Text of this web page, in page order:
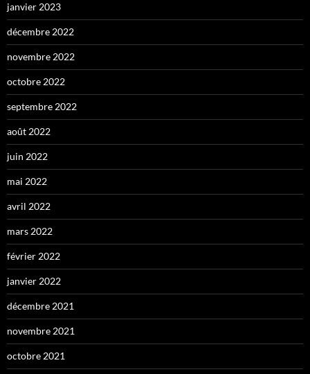
janvier 2023
décembre 2022
novembre 2022
octobre 2022
septembre 2022
août 2022
juin 2022
mai 2022
avril 2022
mars 2022
février 2022
janvier 2022
décembre 2021
novembre 2021
octobre 2021